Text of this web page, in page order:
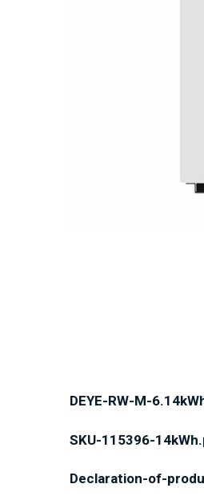
DEYE-RW-M-
SKU-115396-
Declaration-of-